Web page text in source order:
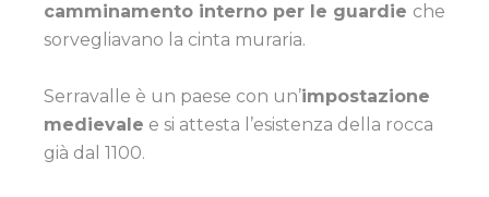
camminamento interno per le guardie che
sorvegliavano la cinta muraria.
Serravalle è un paese con un’impostazione
medievale e si attesta l’esistenza della rocca
già dal 1100.